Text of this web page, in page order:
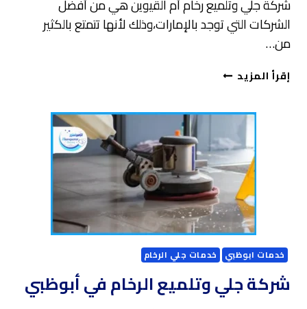
شركة جلي وتلميع رخام أم القيوين هي من أفضل
الشركات التي توجد بالإمارات،وذلك لأنها تتمتع بالكثير
من…
إقرأ المزيدشركة
رخام
أم
القيوين
خدمات ابوظبي خدمات جلي الرخام
شركة جلي وتلميع الرخام في أبوظبي